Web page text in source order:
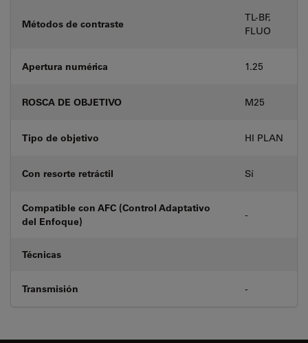
Métodos de contraste
TL-BF,
FLUO
Apertura numérica 1.25
ROSCA DE OBJETIVO M25
Tipo de objetivo HI PLAN
Con resorte retráctil Sí
Compatible con AFC (Control Adaptativo
del Enfoque)
-
Técnicas
Transmisión -